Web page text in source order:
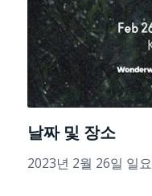
날짜 및 장소
2023년 2월 26일 일